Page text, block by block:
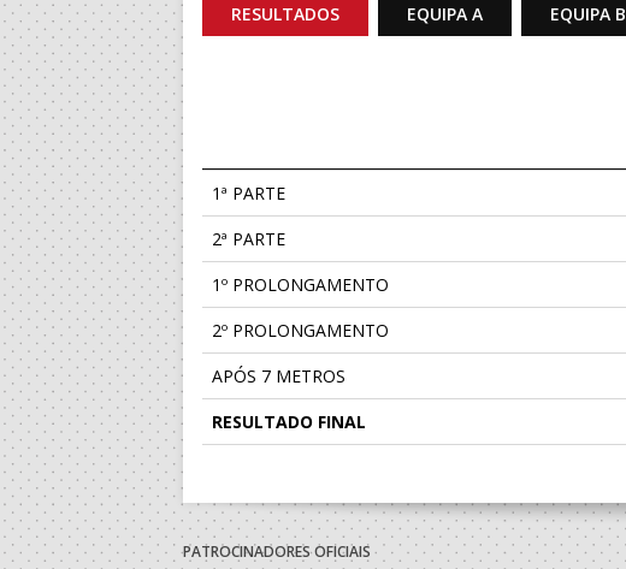
RESULTADOS EQUIPA A EQUIPA B
1ª PARTE
2ª PARTE
1º PROLONGAMENTO
2º PROLONGAMENTO
APÓS 7 METROS
RESULTADO FINAL
PATROCINADORES OFICIAIS